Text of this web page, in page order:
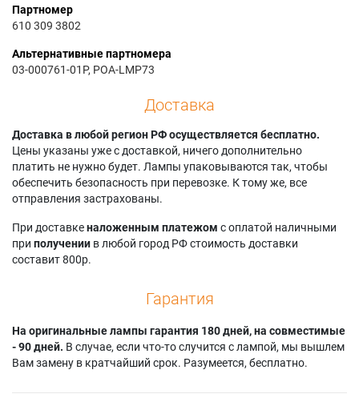
Партномер
610 309 3802
Альтернативные партномера
03-000761-01P, POA-LMP73
Доставка
Доставка в любой регион РФ осуществляется бесплатно.
Цены указаны уже с доставкой, ничего дополнительно
платить не нужно будет. Лампы упаковываются так, чтобы
обеспечить безопасность при перевозке. К тому же, все
отправления застрахованы.
При доставкеналоженным платежом с оплатой наличными
при получении в любой город РФ стоимость доставки
составит 800р.
Гарантия
На оригинальные лампы гарантия 180 дней, на совместимые
- 90 дней. В случае, если что-то случится с лампой, мы вышлем
Вам замену в кратчайший срок. Разумеется, бесплатно.